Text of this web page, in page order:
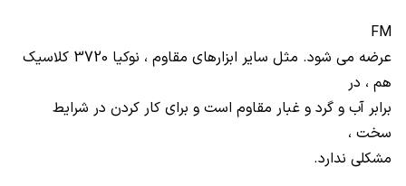
FM
عرضه می شود. مثل سایر ابزارهای مقاوم ، نوکیا 3720 کلاسیک
هم ، در
برابر آب و گرد و غبار مقاوم است و برای کار کردن در شرایط
سخت ،
مشکلی ندارد.